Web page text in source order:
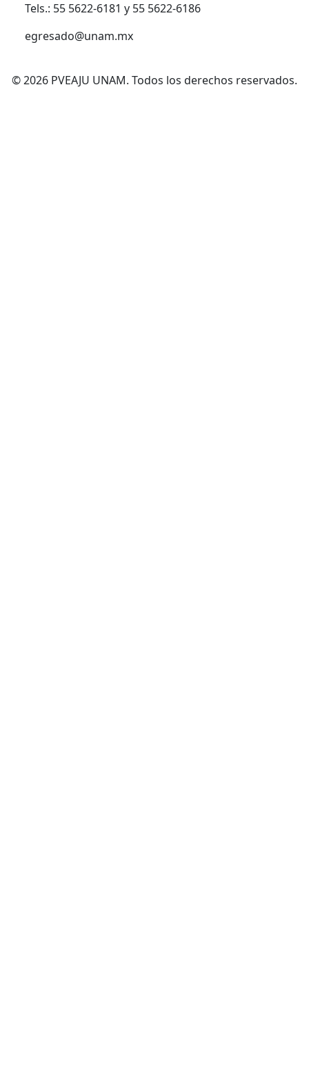
Tels.: 55 5622-6181 y 55 5622-6186
egresado@unam.mx
© 2026 PVEAJU UNAM. Todos los derechos reservados.